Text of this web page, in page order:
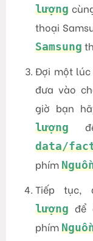
lượng
thoại
Samsung
Đợi một lúc
đưa vào
giờ bạn
lượng
data/
phím
Tiếp tục,
lượng để
phím